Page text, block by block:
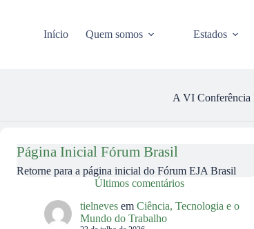
Início Quem somos Estados
A VI Conferência
Página Inicial Fórum Brasil
Retorne para a página inicial do Fórum EJA Brasil
Últimos comentários
tielneves em Ciência, Tecnologia e o
Mundo do Trabalho